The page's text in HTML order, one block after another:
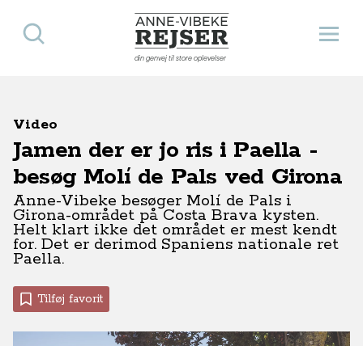
Anne-Vibeke Rejser
din genvej til store oplevelser
Åbn
Søg
Video
Jamen der er jo ris i Paella -
besøg Molí de Pals ved Girona
Anne-Vibeke besøger Molí de Pals i
Girona-området på Costa Brava kysten.
Helt klart ikke det området er mest kendt
for. Det er derimod Spaniens nationale ret
Paella.
Tilføj favorit